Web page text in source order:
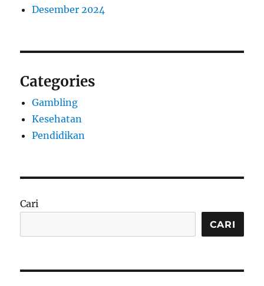
Desember 2024
Categories
Gambling
Kesehatan
Pendidikan
Cari
CARI